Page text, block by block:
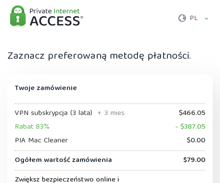
PL
Zaznacz preferowaną metodę płatności.
Twoje zamówienie
VPN subskrypcja (3 lata) + 3 mies
$466.05
Rabat 83%
- $387.05
PIA Mac Cleaner
$0.00
Ogółem wartość zamówienia
$79.00
Zwiększ bezpieczeństwo online i